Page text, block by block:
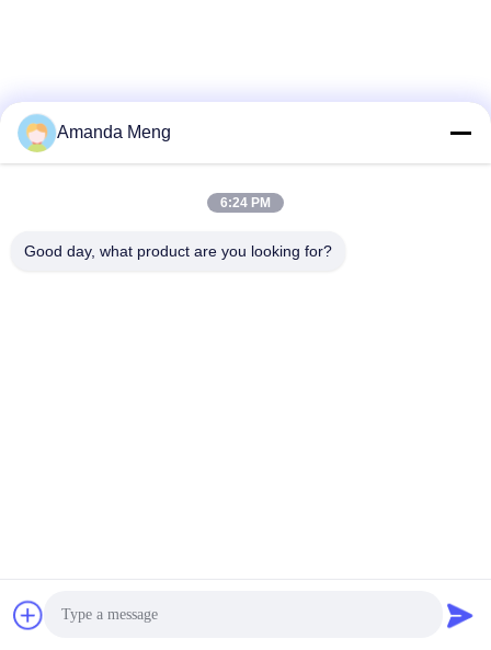
Amanda Meng
6:24 PM
Good day, what product are you looking for?